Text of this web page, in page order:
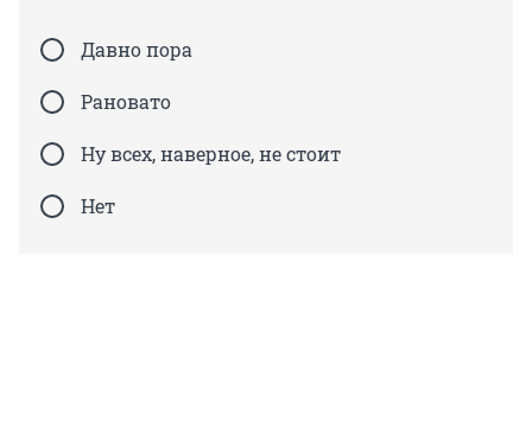
Давно пора
Рановато
Ну всех, наверное, не стоит
Нет